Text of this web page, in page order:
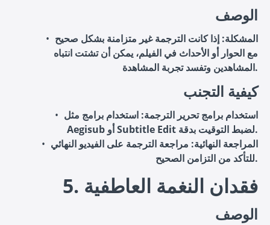
الوصف
المشكلة: إذا كانت الترجمة غير متزامنة بشكل صحيح
مع الحوار أو الأحداث في الفيلم، يمكن أن تشتت انتباه
المشاهدين وتفسد تجربة المشاهدة.
كيفية التجنب
استخدام برامج تحرير الترجمة: استخدام برامج مثل
Aegisub أو Subtitle Edit لضبط التوقيت بدقة.
المراجعة النهائية: مراجعة الترجمة على الفيديو النهائي
للتأكد من التزامن الصحيح.
5. فقدان النغمة العاطفية
الوصف